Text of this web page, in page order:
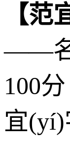
【范
——名
100分
宜